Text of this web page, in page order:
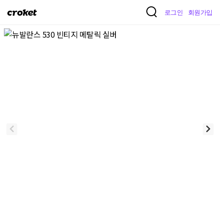
크
켓
로그인 회원가입